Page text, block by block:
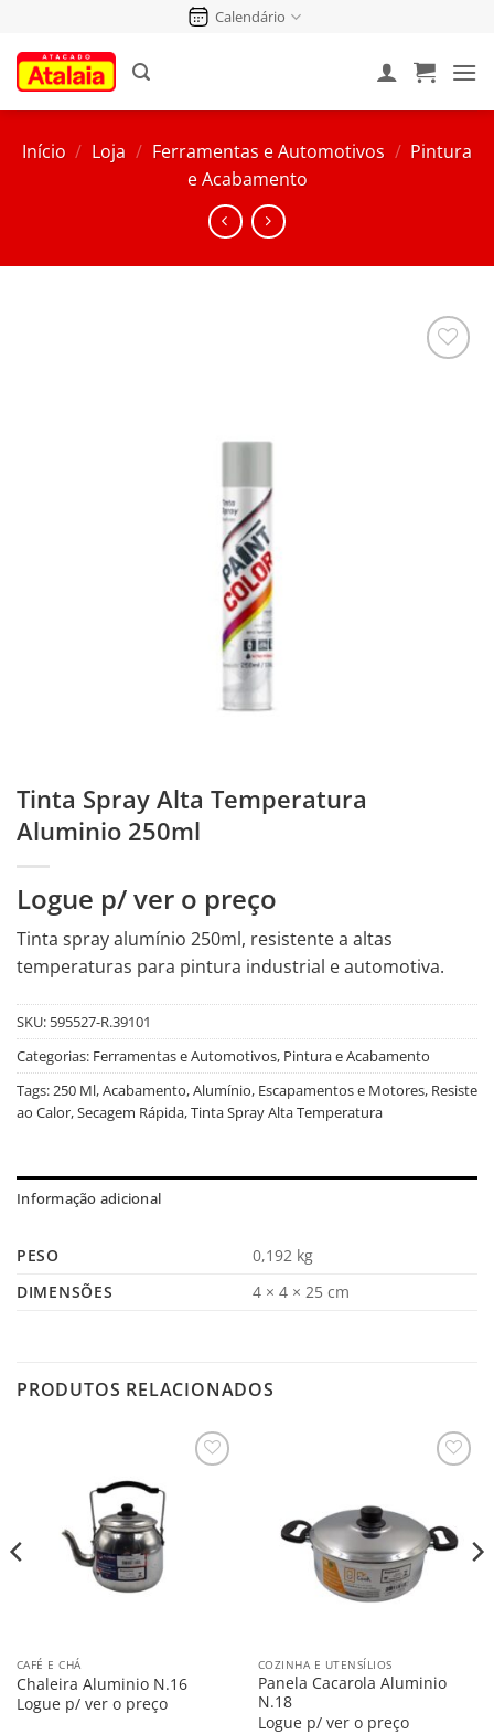
conteúdo
Calendário
Início / Loja / Ferramentas e Automotivos / Pintura
e Acabamento
Tinta Spray Alta Temperatura
Aluminio 250ml
Logue p/ ver o preço
Tinta spray alumínio 250ml, resistente a altas
temperaturas para pintura industrial e automotiva.
SKU: 595527-R.39101
Categorias: Ferramentas e Automotivos, Pintura e Acabamento
Tags:250 Ml,Acabamento,Alumínio, Escapamentos e Motores, Resiste
ao Calor,Secagem Rápida,Tinta Spray Alta Temperatura
Informação adicional
PESO
0,192 kg
DIMENSÕES
4 × 4 × 25 cm
PRODUTOS RELACIONADOS
CAFÉ E CHÁ
Chaleira Aluminio N.16
Logue p/ ver o preço
COZINHA E UTENSÍLIOS
Panela Cacarola Aluminio
N.18
Logue p/ ver o preço